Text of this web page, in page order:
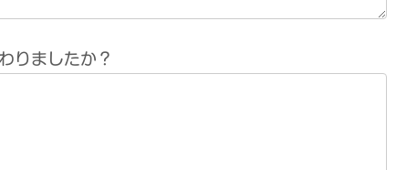
りましたか？